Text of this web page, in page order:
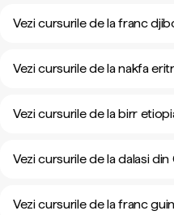
Vezi cursurile de la franc
Vezi cursurile de la nakfa
Vezi cursurile de la birr
Vezi cursurile de la dalasi
Vezi cursurile de la franc